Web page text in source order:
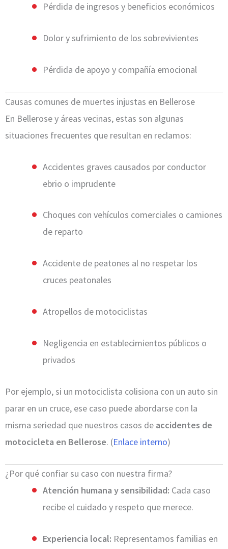
Pérdida de ingresos y beneficios económicos
Dolor y sufrimiento de los sobrevivientes
Pérdida de apoyo y compañía emocional
Causas comunes de muertes injustas en Bellerose
En Bellerose y áreas vecinas, estas son algunas
situaciones frecuentes que resultan en reclamos:
Accidentes graves causados por conductor
ebrio o imprudente
Choques con vehículos comerciales o camiones
de reparto
Accidente de peatones al no respetar los
cruces peatonales
Atropellos de motociclistas
Negligencia en establecimientos públicos o
privados
Por ejemplo, si un motociclista colisiona con un auto sin
parar en un cruce, ese caso puede abordarse con la
misma seriedad que nuestros casos de accidentes de
motocicleta en Bellerose. (Enlace interno)
¿Por qué confiar su caso con nuestra firma?
Atención humana y sensibilidad: Cada caso
recibe el cuidado y respeto que merece.
Experiencia local: Representamos familias en